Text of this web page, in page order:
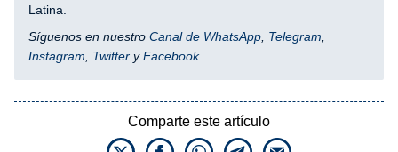
Latina.
Síguenos en nuestro Canal de WhatsApp Telegram
Instagram
Twitter yFacebook
Comparte este artículo